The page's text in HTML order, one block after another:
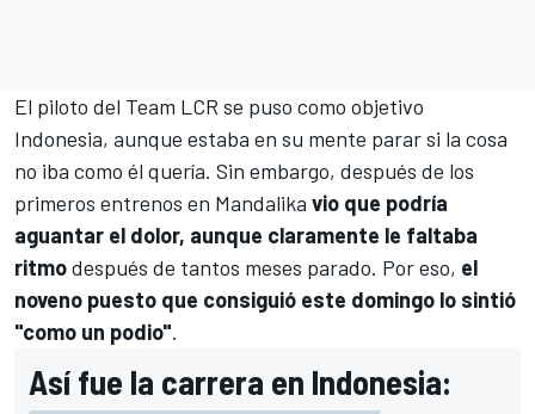
El piloto del Team LCR se puso como objetivo
Indonesia, aunque estaba en su mente parar si la cosa
no iba como él quería. Sin embargo, después de los
primeros entrenos en Mandalika vio que podría
aguantar el dolor, aunque claramente le faltaba
ritmodespués de tantos meses parado. Por eso, el
noveno puesto que consiguió este domingo lo sintió
"como un podio".
Así fue la carrera en Indonesia: